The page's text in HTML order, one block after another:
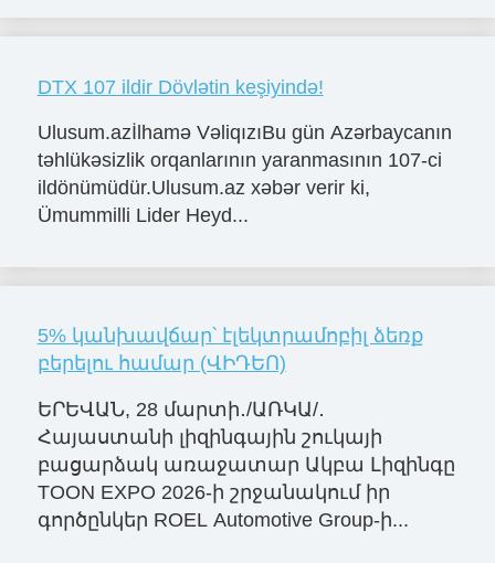
DTX 107 ildir Dövlətin keşiyində!
Ulusum.azİlhamə VəliqızıBu gün Azərbaycanın
təhlükəsizlik orqanlarının yaranmasının 107-ci
ildönümüdür.Ulusum.az xəbər verir ki,
Ümummilli Lider Heyd...
5% կանխավճար՝ էլեկտրամոբիլ ձեռք
բերելու համար (ՎԻԴԵՈ)
ԵՐԵՎԱՆ, 28 մարտի․/ԱՌԿԱ/․
Հայաստանի լիզինգային շուկայի
բացարձակ առաջատար Ակբա Լիզինգը
TOON EXPO 2026-ի շրջանակում իր
գործընկեր ROEL Automotive Group-ի...